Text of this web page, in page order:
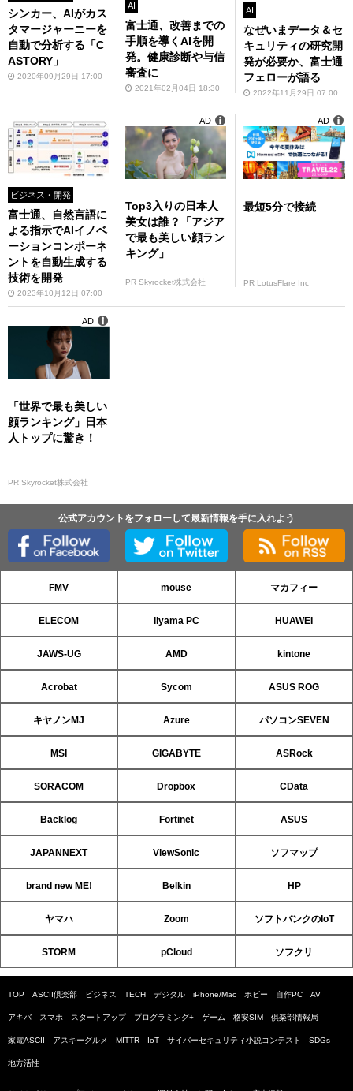
シンカー、AIがカス
タマージャーニーを
自動で分析する「C
ASTORY」
2020年09月29日 17:00
AI
富士通、改善までの
手順を導くAIを開
発。健康診断や与信
審査に
2021年02月04日 18:30
AI
なぜいまデータ＆セ
キュリティの研究開
発が必要か、富士通
フェローが語る
2022年11月29日 07:00
ビジネス・開発
富士通、自然言語に
よる指示でAIイノベ
ーションコンポーネ
ントを自動生成する
技術を開発
2023年10月12日 07:00
Top3入りの日本人
美女は誰？「アジア
で最も美しい顔ラン
キング」
PR Skyrocket株式会社
AD
最短5分で接続
PR LotusFlare Inc
AD
「世界で最も美しい
顔ランキング」日本
人トップに驚き！
PR Skyrocket株式会社
AD
公式アカウントをフォローして最新情報を手に入れよう
FMV mouse マカフィー
ELECOM iiyama PC HUAWEI
JAWS-UG AMD kintone
Acrobat Sycom ASUS ROG
キヤノンMJ Azure パソコンSEVEN
MSI GIGABYTE ASRock
SORACOM Dropbox CData
Backlog Fortinet ASUS
JAPANNEXT ViewSonic ソフマップ
brand new ME! Belkin HP
ヤマハ Zoom ソフトバンクのIoT
STORM pCloud ソフクリ
TOP ASCII倶楽部 ビジネス TECH デジタル iPhone/Mac ホビー 自作PC AV
アキバ スマホ スタートアップ プログラミング+ ゲーム 格安SIM 倶楽部情報局
家電ASCII アスキーグルメ MITTR IoT サイバーセキュリティ小説コンテスト SDGs
地方活性